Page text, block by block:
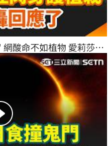
酸命不如植物 愛莉莎莎
災戶 員工急救電腦崩
聞網 SETN.com